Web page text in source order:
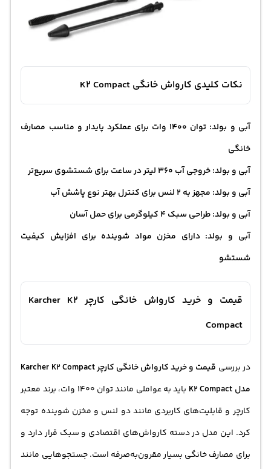
نکات کلیدی کارواش خانگی K2 Compact
آبی و بولد: توان 1400 وات برای عملکرد پایدار و مناسب مصارف
خانگی
آبی و بولد: خروجی آب 360 لیتر در ساعت برای شستشوی سریع‌تر
آبی و بولد: مجهز به 2 لنس برای کنترل بهتر نوع پاشش آب
آبی و بولد: طراحی سبک 4 کیلوگرمی برای حمل آسان
آبی و بولد: دارای مخزن مواد شوینده برای افزایش کیفیت
شستشو
قیمت و خرید کارواش خانگی کارچر Karcher K2
Compact
در بررسی قیمت وخرید کارواش
خانگی کارچر Karcher K2 Compact
مدل K2 Compact
باید به عواملی مانند توان 1400 وات، برند معتبر
کارچر و قابلیت‌های کاربردی مانند دو لنس و مخزن شوینده توجه
کرد. این مدل در دسته کارواش‌های اقتصادی و سبک قرار دارد و
برای مصارف خانگی بسیار مقرون‌به‌صرفه است. جستجوهایی مانند